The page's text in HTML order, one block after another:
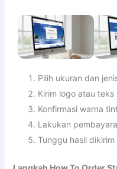
Pilih ukuran dan
Kirim logo atau
Konfirmasi warna
Lakukan
Tunggu hasil dikirim